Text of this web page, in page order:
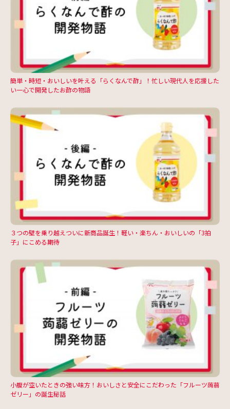
簡単・時短・おいしいを叶える「らくなんで酢」！忙しい現代人を応援した
い一心で開発したお酢の物語
３つの壁を乗り越えついに新商品誕生！軽い・楽ちん・おいしいの「3拍
子」にこめる期待
小腹が空いたときの強い味方！おいしさと安全にこだわった「フルーツ蒟蒻
ゼリー」の誕生秘話